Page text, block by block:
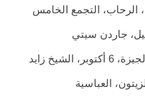
الرحاب، التجمع الخامس
جاردن سيتي
زايد
العباسية